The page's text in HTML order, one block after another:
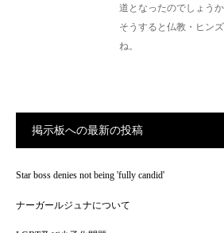
道となったのでしょうか
そうすると仏教・ヒン
ね。
掲示板への最新の投稿
Star boss denies not being 'fully candid'
ナーガールジュナについて